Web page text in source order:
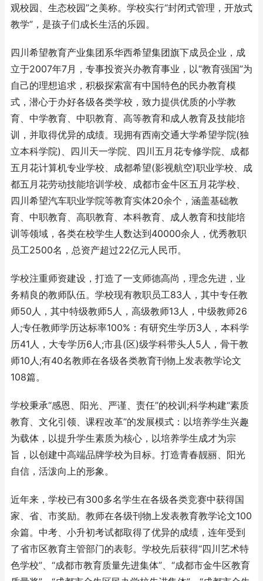
观校园、生态校园”之美称。学校实行“封闭式管理，开放式
教学”，是孩子们成长生活的乐园。
四川希望教育产业集团系华西希望集团旗下成员企业，成
立于2007年7月，专事投资兴办教育事业，以“教育强国”为
自己的理想追求，积极探索富有中国特色的民办教育模
式，潜心于办好各级各类学校，致力提供优质的小学教
育、中学教育、中职教育、高等教育和成人教育及技能培
训，并取得优异的成绩。现拥有西南交通大学希望学院(独
立本科学院)、四川天一学院、四川五月花专修学院、成都
五月花计算机专业学校、成都希望(影视航空)职业学校、成
都五月花劳动技能培训学校、成都市金牛区五月花学校、
四川希望汽车职业学院等教育实体20余个，涵盖基础教
育、中职教育、高职教育、本科教育、成人教育和技能培
训等领域，各类在校学生人数达到40000余人，优秀教职
员工2500名，总资产超过22亿元人民币。
学校注重师资建设，打造了一支师德高尚，理念先进，业
务精良的教师队伍。学校现有教职员工83人，其中专任教
师50人，其中特级教师5人，高级教师13人，中级教师26
人;专任教师学历达标率100%：有研究生学历3人，本科学
历41人，大专学历6人;市县(区)级学科带头人5人，骨干教
师10人;有40名教师在各级各类教育刊物上发表教学论文
108篇。
学校秉承“感恩、阳光、严谨、责任”的校训;科学构建“素质
教育、文化引领、课程改革”的发展模式：以培养学生兴趣
为载体，以提升学生素质为核心，以培养学生成才为宗
旨，以创建中高端品牌学校为目标。打造青春靓丽、阳光
自信，活泼向上的形象。
近年来，学校已有300多名学生在各级各类竞赛中获得国
家、省、市奖励。教师在各级刊物上发表教育教学论文100
余篇。中考、小升初考试都取得了优异的成绩，连年受到
了省市区教育主管部门的表彰。学校先后获得“四川艺术特
色学校”、“成都市教育质量先进集体”、“成都市金牛区教育